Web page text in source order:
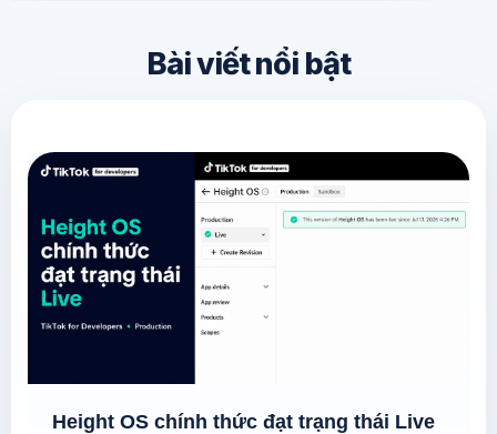
Bài viết nổi bật
Height OS chính thức đạt trạng thái Live